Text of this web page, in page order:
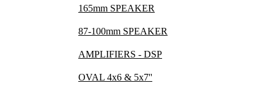
165mm SPEAKER
87-100mm SPEAKER
AMPLIFIERS - DSP
OVAL 4x6 & 5x7''